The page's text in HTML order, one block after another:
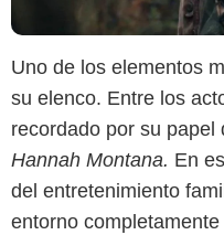
Uno de los elementos
su elenco. Entre los
recordado por su
Hannah Montana. En
del entretenimiento
entorno